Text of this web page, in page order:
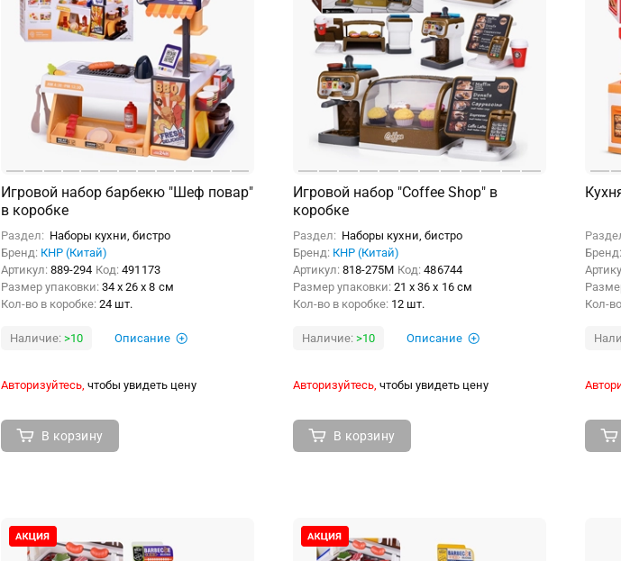
Игровой набор барбекю "Шеф повар"
в коробке
Раздел: Наборы кухни, бистро
Бренд: КНР (Китай)
Артикул: 889-294 Код:491173
Размер упаковки: 34 x 26 x 8 см
Кол-во в коробке: 24 шт.
Наличие: >10 Описание
Авторизуйтесь, чтобы увидеть цену
В корзину
Игровой набор "Coffee Shop" в
коробке
Раздел: Наборы кухни, бистро
Бренд: КНР (Китай)
Артикул: 818-275M Код:486744
Размер упаковки: 21 x 36 x 16 см
Кол-во в коробке: 12 шт.
Наличие: >10 Описание
Авторизуйтесь, чтобы увидеть цену
В корзину
Кол-